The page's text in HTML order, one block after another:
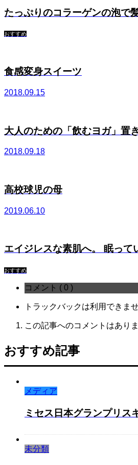
たっぷりのコラーゲンの泡で
おすすめ
食感変身スイーツ
2018.09.15
大人のための「飲むヨガ」置
2018.09.18
高校球児の母
2019.06.10
エイジレスな素肌へ。 眠って
おすすめ
コメント ( 0 )
トラックバックは利用できませ
この記事へのコメントはありま
おすすめ記事
メディア
ミセス日本グランプリス
未分類